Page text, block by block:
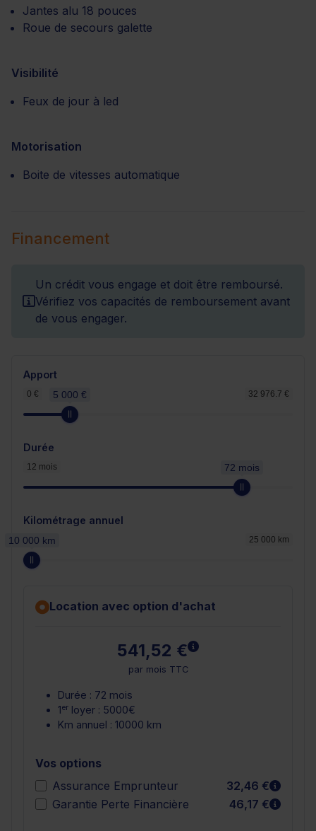
Jantes alu 18 pouces
Roue de secours galette
Visibilité
Feux de jour à led
Motorisation
Boite de vitesses automatique
Financement
Un crédit vous engage et doit être remboursé.
Vérifiez vos capacités de remboursement avant
de vous engager.
Apport
0 € 32 976.7 €
5 000 €
Durée
12 mois 72 mois
Kilométrage annuel
25 000 km
10 000 km
Location avec option d'achat
541,52 € En savoir plus
par mois TTC
Durée : 72 mois
1er loyer : 5000€
Km annuel : 10000 km
Vos options
Assurance Emprunteur
32,46 €
En
Garantie Perte Financière
46,17 € En